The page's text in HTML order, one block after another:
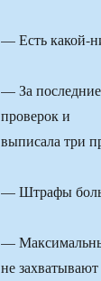
— Есть какой-
— За последние
проверок и
выписала три
— Штрафы
—
не